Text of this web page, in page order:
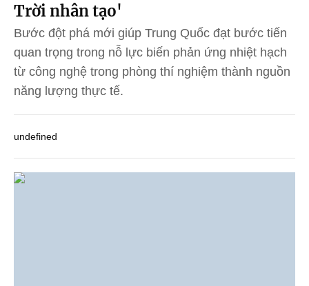
Trời nhân tạo'
Bước đột phá mới giúp Trung Quốc đạt bước tiến
quan trọng trong nỗ lực biến phản ứng nhiệt hạch
từ công nghệ trong phòng thí nghiệm thành nguồn
năng lượng thực tế.
undefined